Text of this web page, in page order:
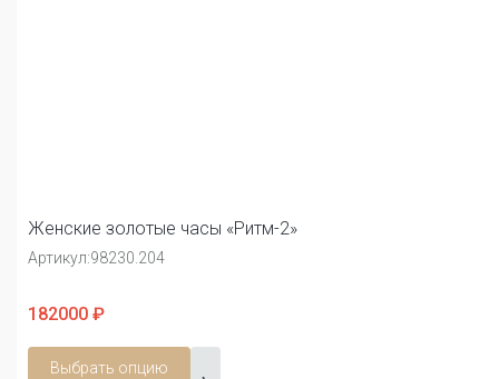
Женские золотые часы «Ритм-2»
Артикул:98230.204
182000 ₽
Выбрать опцию